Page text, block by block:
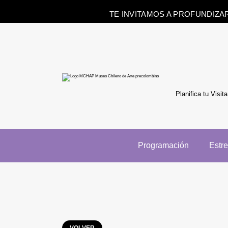
TE INVITAMOS A
Planifica tu Visita
Programación